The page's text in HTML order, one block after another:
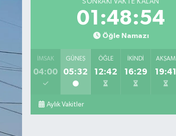
SONRAKI VAKTE KALAN
01:48:53
Öğle Namazı
İMSAK
04:00
GÜNEŞ
05:32
ÖĞLE
12:42
İKINDI
16:29
AKŞAM
19:41
Aylık Vakitler